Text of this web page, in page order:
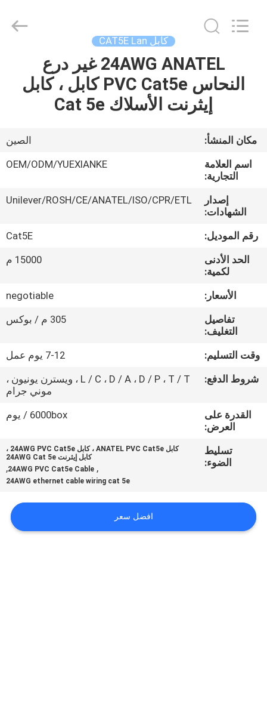
أشرطة
فيديو
معلومات
عنا
المعمل
مراقبة
الجودة
اتصل
حالات
Industry
كابل CAT5E Lan
24AWG ANATEL غير درع
النحاس PVC Cat5e كابل ، كابل
إيثرنت الأسلاك Cat 5e
مكان المنشأ:
الصين
اسم العلامة
التجارية:
OEM/ODM/YUEXIANKE
إصدار
الشهادات:
Unilever/ROSH/CE/ANATEL/ISO/CPR/ETL
رقم الموديل:
Cat5E
الحد الأدنى
لكمية:
15000 م
الأسعار:
negotiable
تفاصيل
التغليف:
305 م / بوكس
وقت التسليم:
7-12 يوم عمل
شروط الدفع:
L / C ، D / A ، D / P ، T / T ، ويسترن يونيون ،
موني جرام
القدرة على
العرض:
6000box / يوم
تسليط
الضوء:
كابل ANATEL PVC Cat5e ، كابل 24AWG PVC Cat5e ،
كابل إيثرنت 24AWG Cat 5e
,
24AWG PVC Cat5e Cable
,
24AWG ethernet cable wiring cat 5e
افضل سعر